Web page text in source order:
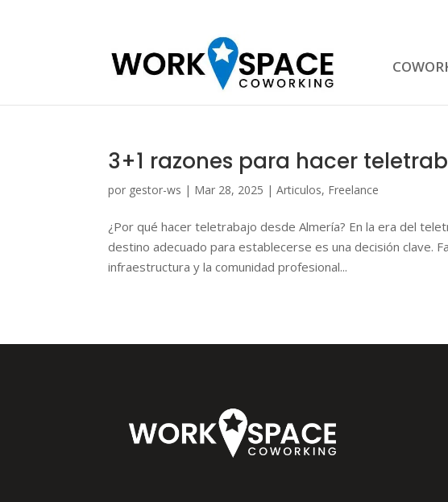
3+1 razones para hacer
por gestor-ws | Mar 28, 2025 |Articulos, Freelance
¿Por qué hacer teletrabajo desde Almería? En la era del
destino adecuado para establecerse es una decisión clave.
infraestructura y la comunidad profesional...